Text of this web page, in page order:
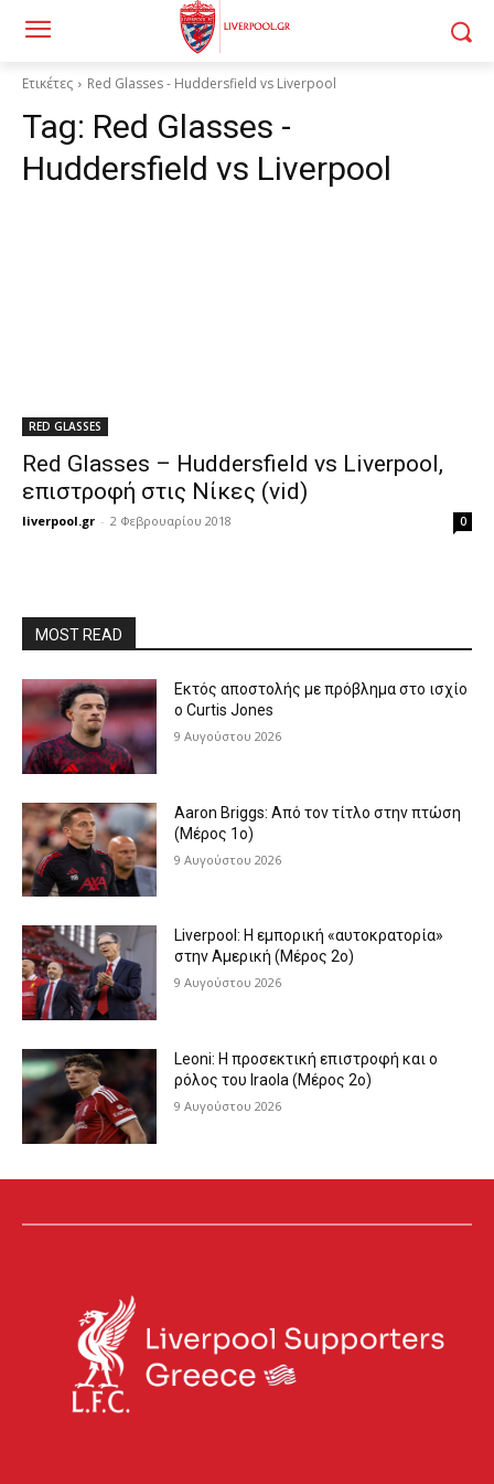
Ετικέτες Red Glasses - Huddersfield vs Liverpool
Tag: Red Glasses -
Huddersfield vs Liverpool
RED GLASSES
Red Glasses – Huddersfield vs Liverpool,
επιστροφή στις Νίκες (vid)
liverpool.gr - 2 Φεβρουαρίου 2018 0
MOST READ
Εκτός αποστολής με πρόβλημα στο ισχίο
ο Curtis Jones
9 Αυγούστου 2026
Aaron Briggs: Από τον τίτλο στην πτώση
(Μέρος 1ο)
9 Αυγούστου 2026
Liverpool: Η εμπορική «αυτοκρατορία»
στην Αμερική (Μέρος 2ο)
9 Αυγούστου 2026
Leoni: Η προσεκτική επιστροφή και ο
ρόλος του Iraola (Μέρος 2ο)
9 Αυγούστου 2026